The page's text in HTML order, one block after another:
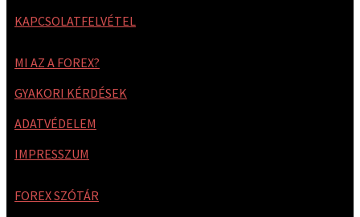
KAPCSOLATFELVÉTEL
MI AZ A FOREX?
GYAKORI KÉRDÉSEK
ADATVÉDELEM
IMPRESSZUM
FOREX SZÓTÁR